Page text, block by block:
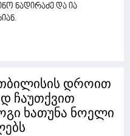
ნადირაძე და ია
დროით
ჩაუთქვით
ხათუნა ნოელი